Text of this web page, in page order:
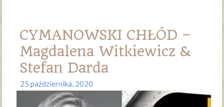
CYMANOWSKI CHŁÓD –
Magdalena Witkiewicz &
Stefan Darda
25 października, 2020